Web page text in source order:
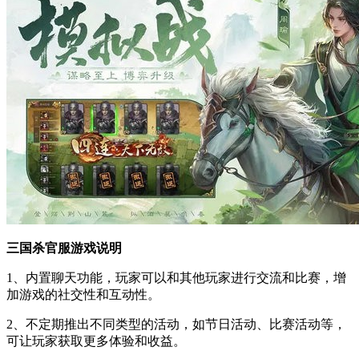
三国杀官服游戏说明
1、内置聊天功能，玩家可以和其他玩家进行交流和比赛，增
加游戏的社交性和互动性。
2、不定期推出不同类型的活动，如节日活动、比赛活动等，
可让玩家获取更多体验和收益。